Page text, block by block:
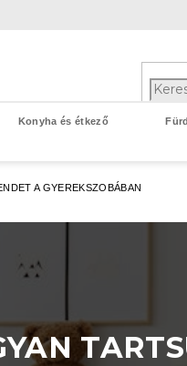
Konyha és étkező
A GYEREKSZOBÁBAN